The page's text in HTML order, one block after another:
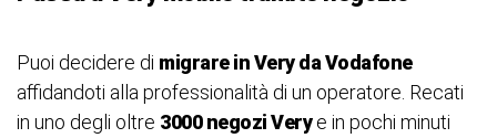
Puoi decidere di migrare in Very da Vodafone
affidandoti alla professionalità di un operatore. Recati
in uno degli oltre 3000 negozi Verye in pochi minuti